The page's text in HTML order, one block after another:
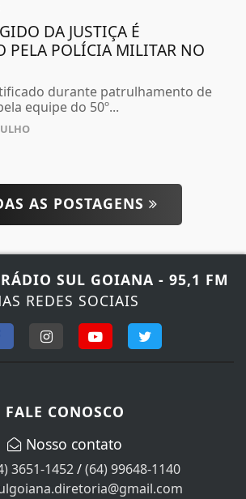
DA JUSTIÇA É
PELA POLÍCIA MILITAR NO
durante patrulhamento de
equipe do 50º...
AS POSTAGENS
RÁDIO SUL GOIANA - 95,1 FM
REDES SOCIAIS
FALE CONOSCO
Nosso contato
3651-1452/(64) 99648-1140